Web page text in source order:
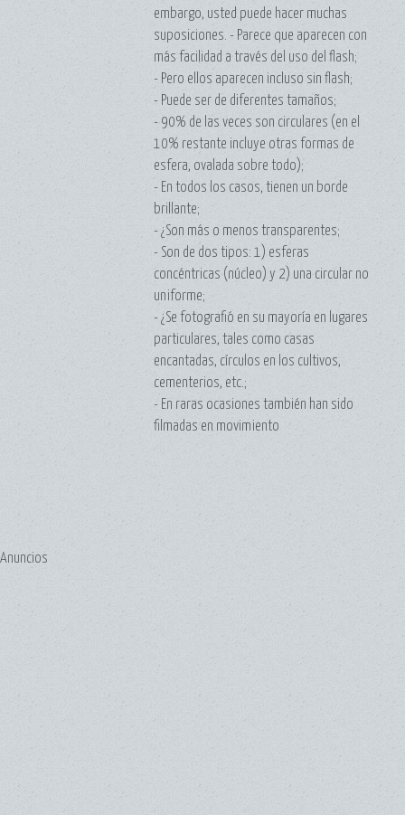
embargo, usted puede hacer muchas
suposiciones. - Parece que aparecen con
más facilidad a través del uso del flash;
- Pero ellos aparecen incluso sin flash;
- Puede ser de diferentes tamaños;
- 90% de las veces son circulares (en el
10% restante incluye otras formas de
esfera, ovalada sobre todo);
- En todos los casos, tienen un borde
brillante;
- ¿Son más o menos transparentes;
- Son de dos tipos: 1) esferas
concéntricas (núcleo) y 2) una circular no
uniforme;
- ¿Se fotografió en su mayoría en lugares
particulares, tales como casas
encantadas, círculos en los cultivos,
cementerios, etc.;
- En raras ocasiones también han sido
filmadas en movimiento
Anuncios